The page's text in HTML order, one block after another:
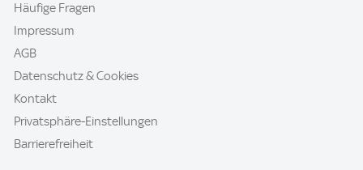
Häufige Fragen
Impressum
AGB
Datenschutz & Cookies
Kontakt
Privatsphäre-Einstellungen
Barrierefreiheit